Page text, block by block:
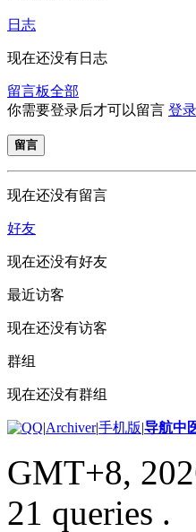
日志
现在还没有日志
留言板全部
你需要登录后才可以留言 登录
留言
现在还没有留言
好友
现在还没有好友
最近访客
现在还没有访客
群组
现在还没有群组
|Archiver|手机版|导航中
GMT+8,
21 queries .